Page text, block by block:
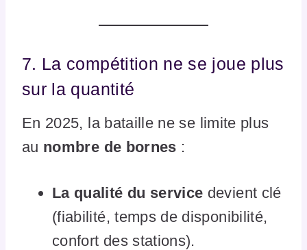
7. La compétition ne se joue plus
sur la quantité
En 2025, la bataille ne se limite plus
au nombre de bornes :
La qualité du service devient clé
(fiabilité, temps de disponibilité,
confort des stations).